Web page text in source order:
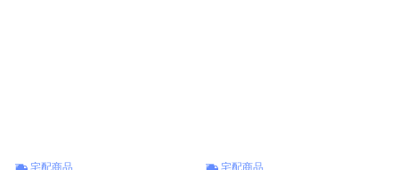
宅配商品 宅配商品